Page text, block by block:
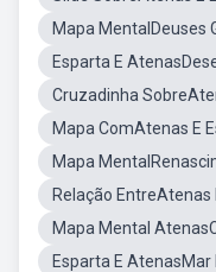
Mapa MentalDeuses
Esparta E
Cruzadinha
Mapa ComAtenas E
Mapa
Relação EntreAtenas
Mapa Mental
Esparta E AtenasMar